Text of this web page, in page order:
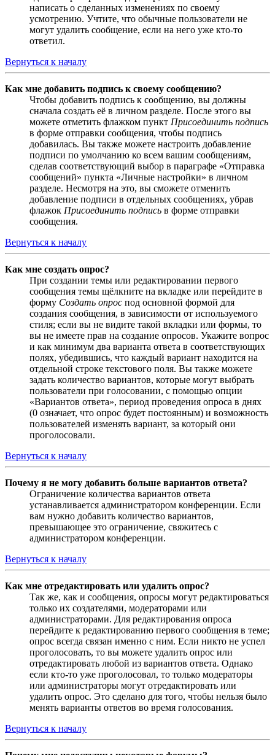
написать о сделанных изменениях по своему
усмотрению. Учтите, что обычные пользователи не
могут удалить сообщение, если на него уже кто-то
ответил.
Вернуться к началу
Как мне добавить подпись к своему сообщению?
Чтобы добавить подпись к сообщению, вы должны
сначала создать её в личном разделе. После этого вы
можете отметить флажком пункт Присоединить подпись
в форме отправки сообщения, чтобы подпись
добавилась. Вы также можете настроить добавление
подписи по умолчанию ко всем вашим сообщениям,
сделав соответствующий выбор в параграфе «Отправка
сообщений» пункта «Личные настройки» в личном
разделе. Несмотря на это, вы сможете отменить
добавление подписи в отдельных сообщениях, убрав
флажок Присоединить подпись в форме отправки
сообщения.
Вернуться к началу
Как мне создать опрос?
При создании темы или редактировании первого
сообщения темы щёлкните на вкладке или перейдите в
форму Создать опрос под основной формой для
создания сообщения, в зависимости от используемого
стиля; если вы не видите такой вкладки или формы, то
вы не имеете прав на создание опросов. Укажите вопрос
и как минимум два варианта ответа в соответствующих
полях, убедившись, что каждый вариант находится на
отдельной строке текстового поля. Вы также можете
задать количество вариантов, которые могут выбрать
пользователи при голосовании, с помощью опции
«Вариантов ответа», период проведения опроса в днях
(0 означает, что опрос будет постоянным) и возможность
пользователей изменять вариант, за который они
проголосовали.
Вернуться к началу
Почему я не могу добавить больше вариантов ответа?
Ограничение количества вариантов ответа
устанавливается администратором конференции. Если
вам нужно добавить количество вариантов,
превышающее это ограничение, свяжитесь с
администратором конференции.
Вернуться к началу
Как мне отредактировать или удалить опрос?
Так же, как и сообщения, опросы могут редактироваться
только их создателями, модераторами или
администраторами. Для редактирования опроса
перейдите к редактированию первого сообщения в теме;
опрос всегда связан именно с ним. Если никто не успел
проголосовать, то вы можете удалить опрос или
отредактировать любой из вариантов ответа. Однако
если кто-то уже проголосовал, то только модераторы
или администраторы могут отредактировать или
удалить опрос. Это сделано для того, чтобы нельзя было
менять варианты ответов во время голосования.
Вернуться к началу